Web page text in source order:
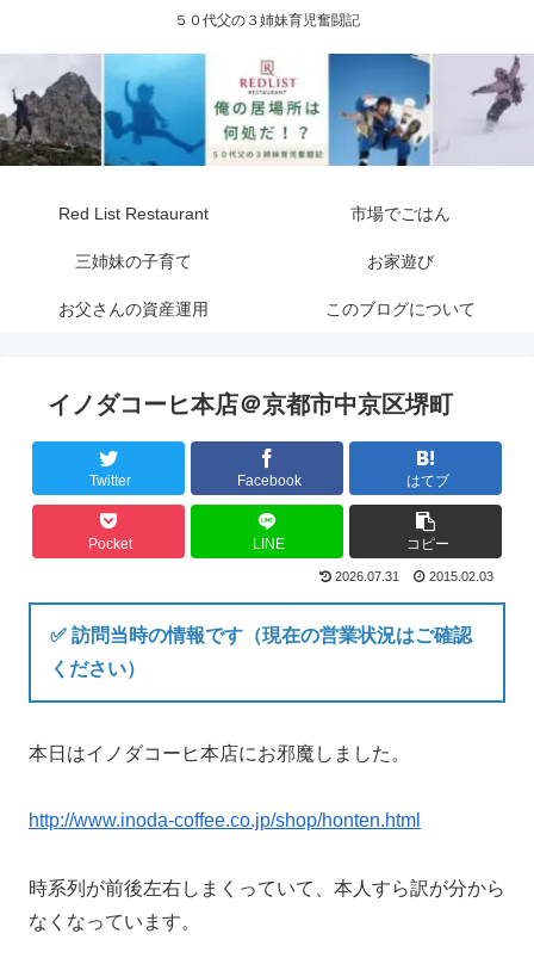
５０代父の３姉妹育児奮闘記
Red List Restaurant 市場でごはん
三姉妹の子育て お家遊び
お父さんの資産運用 このブログについて
イノダコーヒ本店＠京都市中京区堺町
Twitter Facebook はてブ
Pocket LINE コピー
2026.07.31 2015.02.03
✅ 訪問当時の情報です（現在の営業状況はご確認
ください）
本日はイノダコーヒ本店にお邪魔しました。
http://www.inoda-coffee.co.jp/shop/honten.html
時系列が前後左右しまくっていて、本人すら訳が分から
なくなっています。